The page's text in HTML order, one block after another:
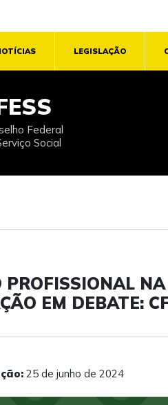
LEGISLAÇÃO
Federal
Social
PROFISSIONAL
EM DEBATE:
25 de junho de 2024